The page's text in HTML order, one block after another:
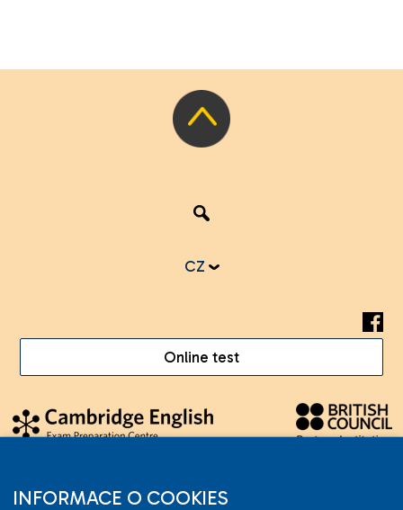
CZ
Online test
Změny vyhrazeny.
INFORMACE O COOKIES